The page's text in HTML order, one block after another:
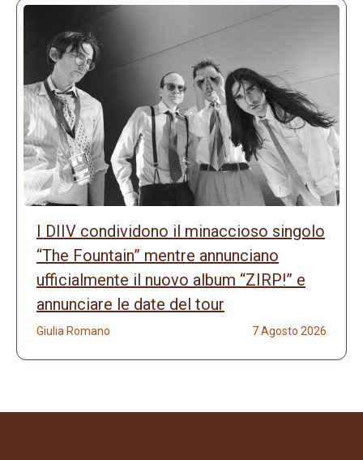
I DIIV condividono il minaccioso singolo
“The Fountain” mentre annunciano
ufficialmente il nuovo album “ZIRP!” e
annunciare le date del tour
Giulia Romano 7 Agosto 2026